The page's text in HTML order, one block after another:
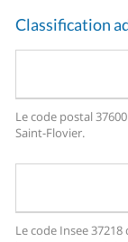
Classification
Le code postal
Saint-Flovier.
Le code Insee